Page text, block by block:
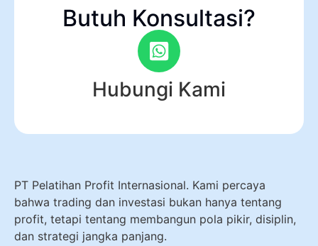
Butuh Konsultasi?
Hubungi Kami
PT Pelatihan Profit Internasional. Kami percaya
bahwa trading dan investasi bukan hanya tentang
profit, tetapi tentang membangun pola pikir, disiplin,
dan strategi jangka panjang.